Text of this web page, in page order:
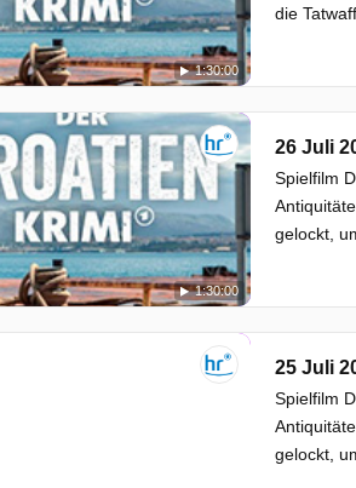
1:30:00
die
1:30:00
26 Juli
Spielfilm
gelockt,
25 Juli
Spielfilm
gelockt,